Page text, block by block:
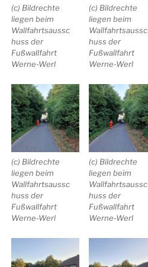
(c) Bildrechte
liegen beim
Wallfahrtsaussc
huss der
Fußwallfahrt
Werne-Werl
(c) Bildrechte
liegen beim
Wallfahrtsaussc
huss der
Fußwallfahrt
Werne-Werl
(c) Bildrechte
liegen beim
Wallfahrtsaussc
huss der
Fußwallfahrt
Werne-Werl
(c) Bildrechte
liegen beim
Wallfahrtsaussc
huss der
Fußwallfahrt
Werne-Werl